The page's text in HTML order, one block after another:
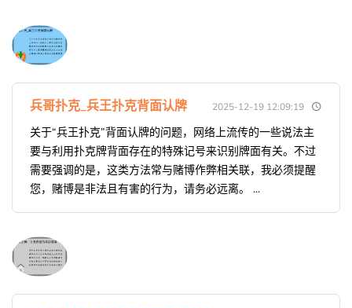
兵哥扑克_兵王扑克背面认牌 2025-12-19 12:09:19
关于“兵王扑克”背面认牌的问题，网络上流传的一些说法主
要与利用扑克牌背面存在的特殊记号来识别牌面有关。不过
需要强调的是，这类方法常与赌博作弊相关联，我必须提醒
您，赌博是非法且有害的行为，请务必远离。 ...